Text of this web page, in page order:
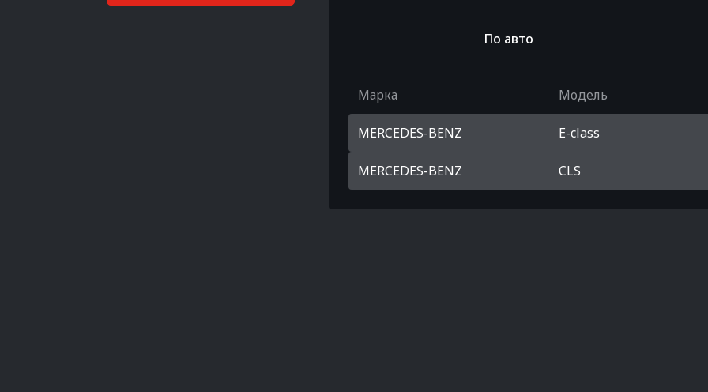
По авто
Марка Модель
MERCEDES-BENZ E-class
MERCEDES-BENZ CLS